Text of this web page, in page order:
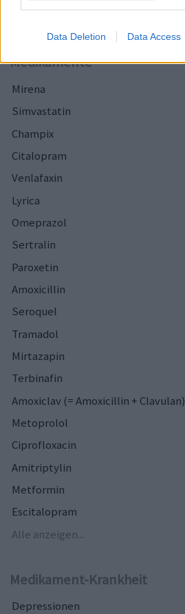
Data Deletion Data Access
Medikamente
Mirena
Simvastatin
Champix
Citalopram
Venlafaxin
Lyrica
Omeprazol
Sertralin
Paroxetin
Amoxicillin
Seroquel
Tramadol
Mirtazapin
Terbinafin
Amoxiclav (= Amoxicillin + Clavulan)
Metoprolol
Ciprofloxacin
Amitriptylin
Metformin
Escitalopram
Alle anzeigen...
Medikament-Krankheit
Depressionen